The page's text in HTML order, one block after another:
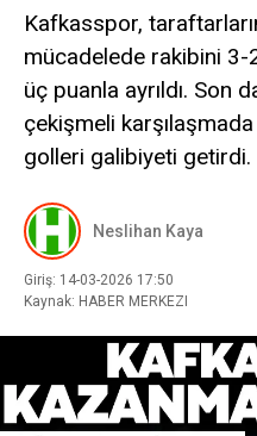
Kafkasspor,
mücadelede rakibini
üç puanla ayrıldı. Son
çekişmeli
golleri galibiyeti getirdi.
Neslihan Kaya
Giriş: 14-03-2026 17:50
Kaynak: HABER MERKEZI